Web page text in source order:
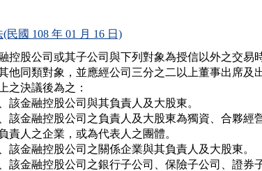
民國 108 年 01 月 16 日)
控股公司或其子公司與下列對象為授信以外之交易
他同類對象，並應經公司三分之二以上董事出席及
之決議後為之：
該金融控股公司與其負責人及大股東。
該金融控股公司之負責人及大股東為獨資、合夥經
負責人之企業，或為代表人之團體。
該金融控股公司之關係企業與其負責人及大股東。
該金融控股公司之銀行子公司、保險子公司、證券